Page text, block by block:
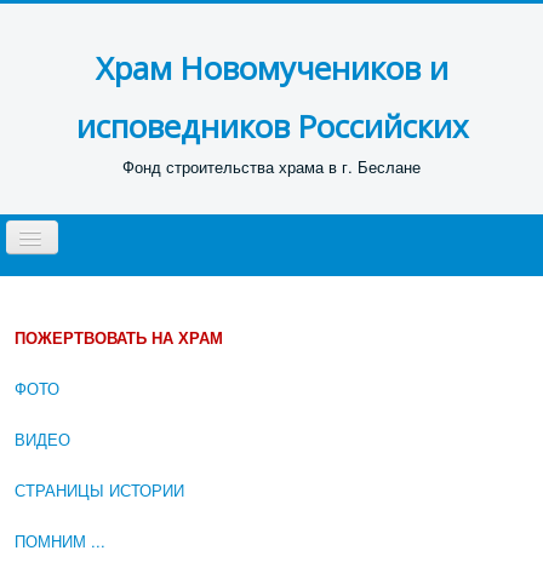
Храм Новомучеников и
исповедников Российских
Фонд строительства храма в г. Беслане
Toggle
Navigation
ПОЖЕРТВОВАТЬ НА ХРАМ
ФОТО
ВИДЕО
СТРАНИЦЫ ИСТОРИИ
ПОМНИМ ...